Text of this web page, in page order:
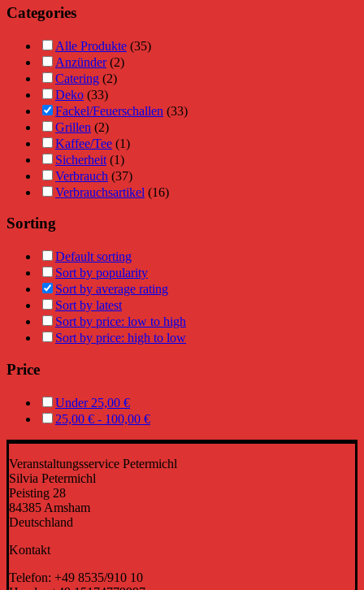
Categories
Alle Produkte (35)
Anzünder (2)
Catering (2)
Deko (33)
Fackel/Feuerschallen (33)
Grillen (2)
Kaffee/Tee (1)
Sicherheit (1)
Verbrauch (37)
Verbrauchsartikel (16)
Sorting
Default sorting
Sort by popularity
Sort by average rating
Sort by latest
Sort by price: low to high
Sort by price: high to low
Price
Under 25,00 €
25,00 € - 100,00 €
Veranstaltungsservice Petermichl
Silvia Petermichl
Peisting 28
84385 Amsham
Deutschland
Kontakt
Telefon: +49 8535/910 10